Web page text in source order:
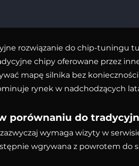
rozwiązanie do chip-tuningu
chipy oferowane przez
mapę silnika bez
rynek w nadchodzących
porównaniu do
wymaga wizyty w
wgrywana z powrotem